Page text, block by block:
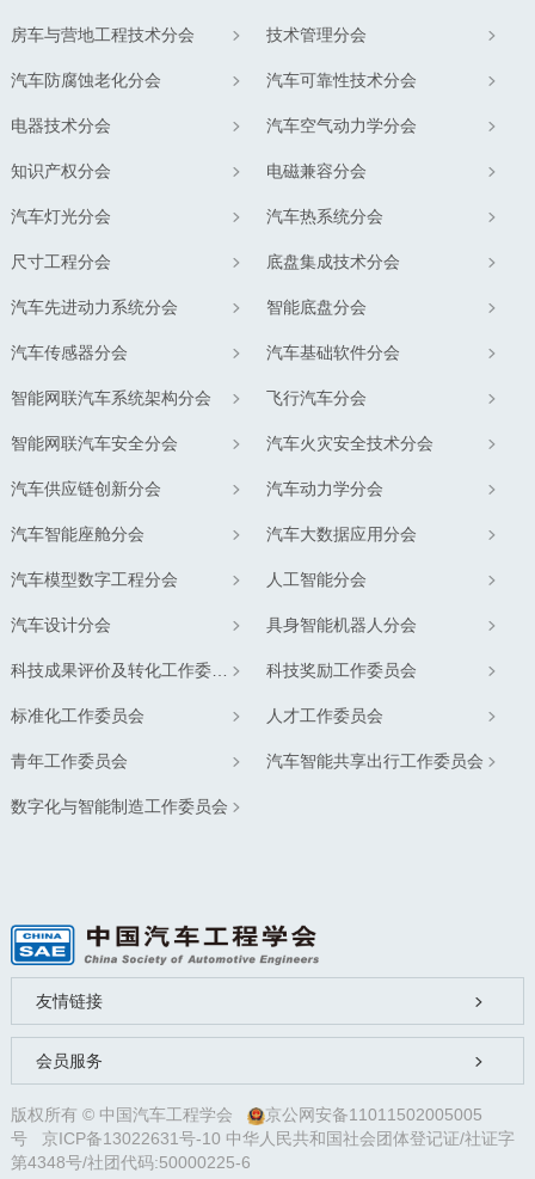
房车与营地工程技术分会 技术管理分会
汽车防腐蚀老化分会 汽车可靠性技术分会
电器技术分会 汽车空气动力学分会
知识产权分会 电磁兼容分会
汽车灯光分会 汽车热系统分会
尺寸工程分会 底盘集成技术分会
汽车先进动力系统分会 智能底盘分会
汽车传感器分会 汽车基础软件分会
智能网联汽车系统架构分会 飞行汽车分会
智能网联汽车安全分会 汽车火灾安全技术分会
汽车供应链创新分会 汽车动力学分会
汽车智能座舱分会 汽车大数据应用分会
汽车模型数字工程分会 人工智能分会
汽车设计分会 具身智能机器人分会
科技成果评价及转化工作委员会 科技奖励工作委员会
标准化工作委员会 人才工作委员会
青年工作委员会 汽车智能共享出行工作委员会
数字化与智能制造工作委员会
友情链接
会员服务
版权所有 © 中国汽车工程学会
京公网安备11011502005005
号
京ICP备13022631号-10 中华人民共和国社会团体登记证/社证字
第4348号/社团代码:50000225-6